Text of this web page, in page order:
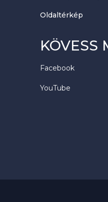
Oldaltérkép
KÖVESS
Facebook
YouTube